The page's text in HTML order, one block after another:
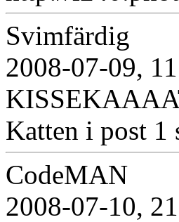
Svimfärdig
2008-07-09,
Katten i post 1
CodeMAN
2008-07-10,